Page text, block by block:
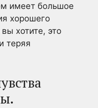
имеет большое
хорошего
хотите, это
теряя